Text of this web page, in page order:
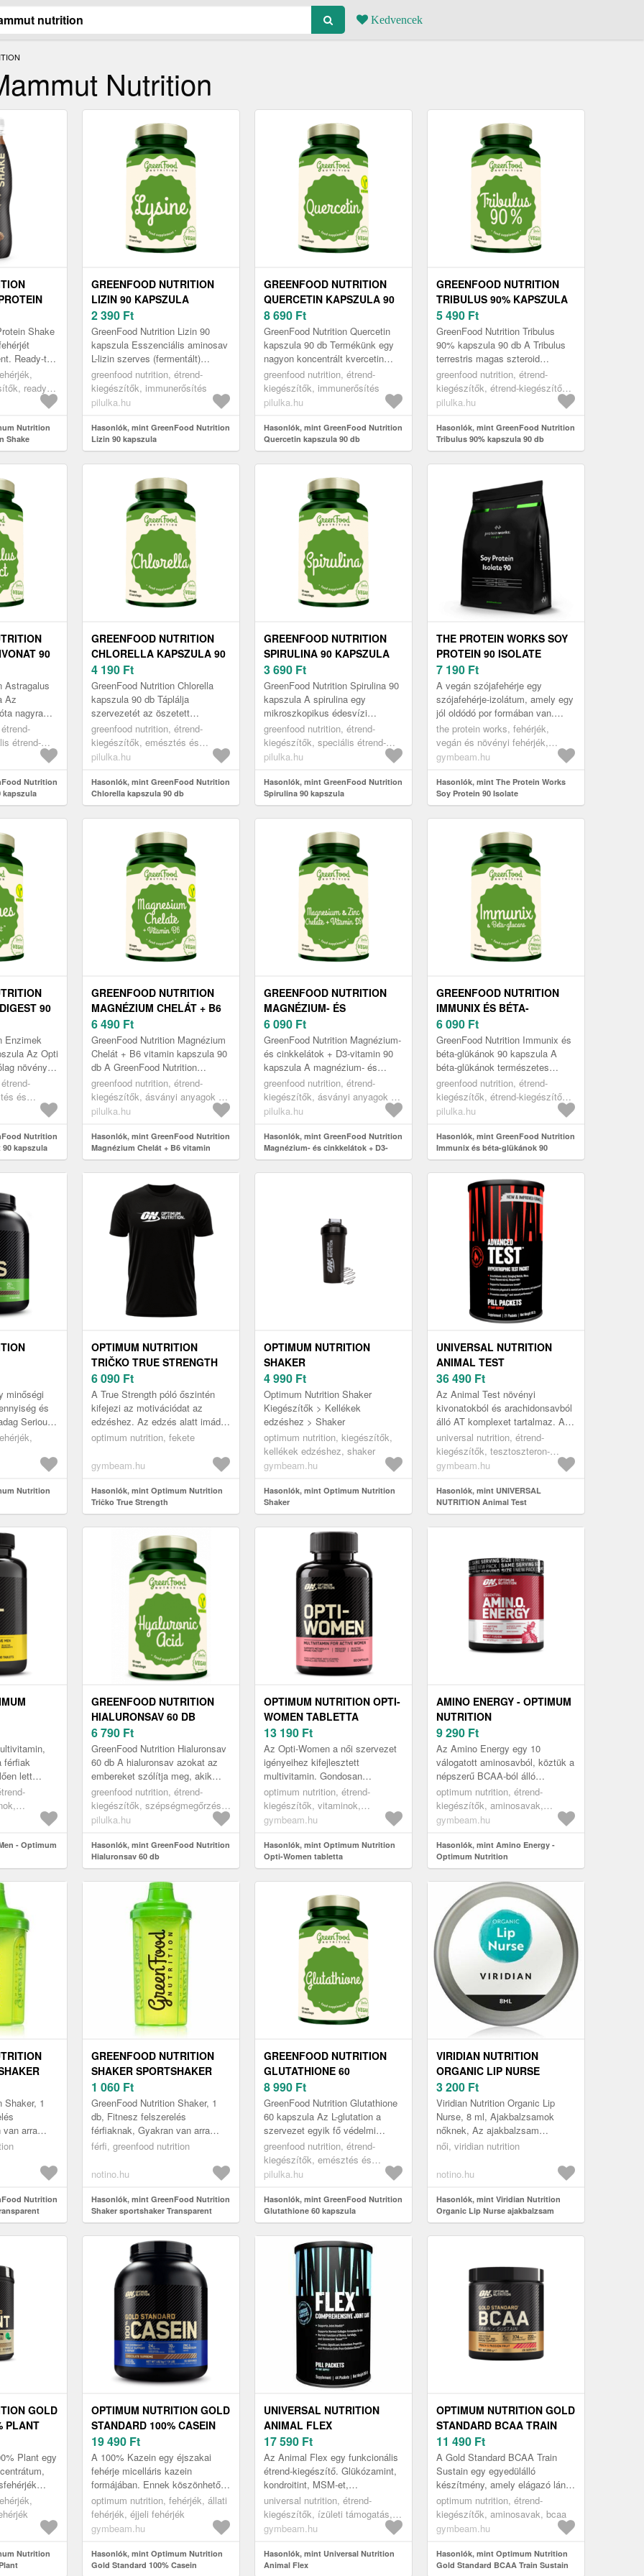
Kedvencek
Nutrition
Shake
Ready-to-
után v...
ready-
Nutrition
Shake
GREENFOOD NUTRITION
LIZIN 90 KAPSZULA
2 390 Ft
GreenFood Nutrition Lizin 90
kapszula Esszenciális aminosav
L-lizin szerves (fermentált)
formában. Ez a fehérjék fontos
építőköve a szervezetben. N...
greenfood nutrition, étrend-
kiegészítők, immunerősítés
pilulka.hu
Hasonlók, mint GreenFood Nutrition
Lizin 90 kapszula
GREENFOOD NUTRITION
QUERCETIN KAPSZULA 90
DB
8 690 Ft
GreenFood Nutrition Quercetin
kapszula 90 db Termékünk egy
nagyon koncentrált kvercetin
kivonatot tartalmaz, 95%-os
koncentrációval, melynek
forrás...
greenfood nutrition, étrend-
kiegészítők, immunerősítés
pilulka.hu
Hasonlók, mint GreenFood Nutrition
Quercetin kapszula 90 db
GREENFOOD NUTRITION
TRIBULUS 90% KAPSZULA
90 DB
5 490 Ft
GreenFood Nutrition Tribulus
90% kapszula 90 db A Tribulus
terrestris magas szteroid
szaponinokban bővelkedő
kivonata. Javítja a regenerációt,
foko...
greenfood nutrition, étrend-
kiegészítők, étrend-kiegészítők
cél szerint, fáradtság és
pilulka.hu
Hasonlók, mint GreenFood Nutrition
Tribulus 90% kapszula 90 db
90
Astragalus
Az
nagyra
kínai
és
étrend-
Nutrition
kapszula
GREENFOOD NUTRITION
CHLORELLA KAPSZULA 90
DB
4 190 Ft
GreenFood Nutrition Chlorella
kapszula 90 db Táplálja
szervezetét az öszetett
tápanyagforrású édesvízi
algával! A chlorella egy édesvízi
alga, és a...
greenfood nutrition, étrend-
kiegészítők, emésztés és
anyagcsere támogatása,
pilulka.hu
Hasonlók, mint GreenFood Nutrition
Chlorella kapszula 90 db
GREENFOOD NUTRITION
SPIRULINA 90 KAPSZULA
3 690 Ft
GreenFood Nutrition Spirulina 90
kapszula A spirulina egy
mikroszkopikus édesvízi
cianobaktérium, amely
természetesen nagy
mennyiségben tartalmaz f...
greenfood nutrition, étrend-
kiegészítők, speciális étrend-
kiegészítők, természetes étrend-
pilulka.hu
Hasonlók, mint GreenFood Nutrition
Spirulina 90 kapszula
THE PROTEIN WORKS SOY
PROTEIN 90 ISOLATE
7 190 Ft
A vegán szójafehérje egy
szójafehérje-izolátum, amely egy
jól oldódó por formában van.
Magas fehérjetartalommal
büszkélkedhet, amely hozzájárul
az ...
the protein works, fehérjék,
vegán és növényi fehérjék,
szójafehérje
gymbeam.hu
Hasonlók, mint The Protein Works
Soy Protein 90 Isolate
90
Enzimek
Az Opti
növényi
komplex
me...
és
Nutrition
90 kapszula
GREENFOOD NUTRITION
MAGNÉZIUM CHELÁT + B6
VITAMIN KAPSZULA 90 DB
6 490 Ft
GreenFood Nutrition Magnézium
Chelát + B6 vitamin kapszula 90
db A GreenFood Nutrition
Magnesium Chelate
magnéziumot tartalmaz, a
magnézium-biszgli...
greenfood nutrition, étrend-
kiegészítők, ásványi anyagok és
nyomelemek, magnézium
pilulka.hu
Hasonlók, mint GreenFood Nutrition
Magnézium Chelát + B6 vitamin
kapszula 90 db
GREENFOOD NUTRITION
MAGNÉZIUM- ÉS
CINKKELÁTOK + D3-
VITAMIN 90 KAPSZULA
6 090 Ft
GreenFood Nutrition Magnézium-
és cinkkelátok + D3-vitamin 90
kapszula A magnézium- és
cinkkelátok + D3-vitamin
alapvető ásványi anyagok kelát
form...
greenfood nutrition, étrend-
kiegészítők, ásványi anyagok és
nyomelemek, magnézium
pilulka.hu
Hasonlók, mint GreenFood Nutrition
Magnézium- és cinkkelátok + D3-
vitamin 90 kapszula
GREENFOOD NUTRITION
IMMUNIX ÉS BÉTA-
GLÜKÁNOK 90 KAPSZULA
6 090 Ft
GreenFood Nutrition Immunix és
béta-glükánok 90 kapszula A
béta-glükánok természetes
poliszacharidok, amelyek
tulajdonságai az immunsejtekhez
kapcs...
greenfood nutrition, étrend-
kiegészítők, étrend-kiegészítők
cél szerint, idegrendszer
pilulka.hu
Hasonlók, mint GreenFood Nutrition
Immunix és béta-glükánok 90
kapszula
minőségi
és
Serious
250 g
és 50 g
Nutrition
OPTIMUM NUTRITION
TRIČKO TRUE STRENGTH
6 090 Ft
A True Strength póló őszintén
kifejezi az motivációdat az
edzéshez. Az edzés alatt imádni
fogod kiváló minőségű anyaga
sz...
optimum nutrition, fekete
gymbeam.hu
Hasonlók, mint Optimum Nutrition
Tričko True Strength
OPTIMUM NUTRITION
SHAKER
4 990 Ft
Optimum Nutrition Shaker
Kiegészítők > Kellékek
edzéshez > Shaker
optimum nutrition, kiegészítők,
kellékek edzéshez, shaker
gymbeam.hu
Hasonlók, mint Optimum Nutrition
Shaker
UNIVERSAL NUTRITION
ANIMAL TEST
36 490 Ft
Az Animal Test növényi
kivonatokból és arachidonsavból
álló AT komplexet tartalmaz. A
cink is kiemelkedik az
összetételből, amely hozzájárul a
vér ...
universal nutrition, étrend-
kiegészítők, tesztoszteron-
menedzsment
gymbeam.hu
Hasonlók, mint UNIVERSAL
NUTRITION Animal Test
férfiak
lett
kívül
anya...
- Optimum
GREENFOOD NUTRITION
HIALURONSAV 60 DB
6 790 Ft
GreenFood Nutrition Hialuronsav
60 db A hialuronsav azokat az
embereket szólítja meg, akik
különösen érdeklődnek a
bőrápolás iránt. Azoknak
ajánlha...
greenfood nutrition, étrend-
kiegészítők, szépségmegőrzés,
hialuronsav
pilulka.hu
Hasonlók, mint GreenFood Nutrition
Hialuronsav 60 db
OPTIMUM NUTRITION OPTI-
WOMEN TABLETTA
13 190 Ft
Az Opti-Women a női szervezet
igényeihez kifejlesztett
multivitamin. Gondosan
kiválasztott vitaminokat, ásványi
anyagokat és egyéb
összetevőket tar...
optimum nutrition, étrend-
kiegészítők, vitaminok,
multivitaminok
gymbeam.hu
Hasonlók, mint Optimum Nutrition
Opti-Women tabletta
AMINO ENERGY - OPTIMUM
NUTRITION
9 290 Ft
Az Amino Energy egy 10
válogatott aminosavból, köztük a
népszerű BCAA-ból álló
komplex. A formula tartalmaz
továbbá koffeint, zöld tea
kivonatot, z...
optimum nutrition, étrend-
kiegészítők, aminosavak,
komplex aminosavak
gymbeam.hu
Hasonlók, mint Amino Energy -
Optimum Nutrition
1 DB
Shaker, 1
van arra
ellássa
Nutrition
GREENFOOD NUTRITION
SHAKER SPORTSHAKER
TRANSPARENT GREEN 1 DB
1 060 Ft
GreenFood Nutrition Shaker, 1
db, Fitnesz felszerelés
férfiaknak, Gyakran van arra
szüksége, hogy azonnal ellássa
fehérjéve...
férfi, greenfood nutrition
notino.hu
Hasonlók, mint GreenFood Nutrition
Shaker sportshaker Transparent
Green 1 db
GREENFOOD NUTRITION
GLUTATHIONE 60
KAPSZULA
8 990 Ft
GreenFood Nutrition Glutathione
60 kapszula Az L-glutation a
szervezet egyik fő védelmi
vonala. Az L-glutation hatásai
összefüggenek az ún. szabad ...
greenfood nutrition, étrend-
kiegészítők, emésztés és
anyagcsere támogatása
pilulka.hu
Hasonlók, mint GreenFood Nutrition
Glutathione 60 kapszula
VIRIDIAN NUTRITION
ORGANIC LIP NURSE
AJAKBALZSAM
CITROMFŰVEL 8 ML
3 200 Ft
Viridian Nutrition Organic Lip
Nurse, 8 ml, Ajakbalzsamok
nőknek, Az ajakbalzsam
nélkülözhetetlen segítség az
évszakb...
női, viridian nutrition
notino.hu
Hasonlók, mint Viridian Nutrition
Organic Lip Nurse ajakbalzsam
citromfűvel 8 ml
GOLD
PLANT
Plant egy
választás
és ...
Nutrition
OPTIMUM NUTRITION GOLD
STANDARD 100% CASEIN
19 490 Ft
A 100% Kazein egy éjszakai
fehérje micelláris kazein
formájában. Ennek köszönhetően
lassan emésztődő fehérjékkel
látja el szervezetet, amelyek
hozz...
optimum nutrition, fehérjék, állati
fehérjék, éjjeli fehérjék
gymbeam.hu
Hasonlók, mint Optimum Nutrition
Gold Standard 100% Casein
UNIVERSAL NUTRITION
ANIMAL FLEX
17 590 Ft
Az Animal Flex egy funkcionális
étrend-kiegészítő. Glükózamint,
kondroitint, MSM-et,
hialuronsavat, válogatott
vitaminokat, szelént és egyéb
bioakt...
universal nutrition, étrend-
kiegészítők, ízületi támogatás,
komplex ízületi támogatás
gymbeam.hu
Hasonlók, mint Universal Nutrition
Animal Flex
OPTIMUM NUTRITION GOLD
STANDARD BCAA TRAIN
SUSTAIN
11 490 Ft
A Gold Standard BCAA Train
Sustain egy egyedülálló
készítmény, amely elágazó láncú
aminosavakat (BCAA), Rhodiola
rosea kivonatot, C-vitamint és
mag...
optimum nutrition, étrend-
kiegészítők, aminosavak, bcaa
gymbeam.hu
Hasonlók, mint Optimum Nutrition
Gold Standard BCAA Train Sustain